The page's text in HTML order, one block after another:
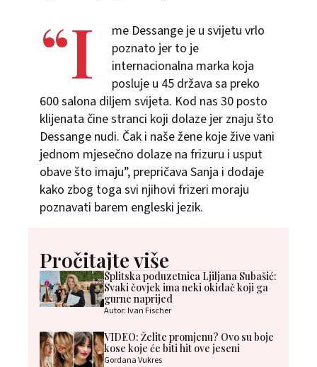
“I
me Dessange je u svijetu vrlo
poznato jer to je
internacionalna marka koja
posluje u 45 država sa preko
600 salona diljem svijeta. Kod nas 30 posto
klijenata čine stranci koji dolaze jer znaju što
Dessange nudi. Čak i naše žene koje žive vani
jednom mjesečno dolaze na frizuru i usput
obave što imaju”, prepričava Sanja i dodaje
kako zbog toga svi njihovi frizeri moraju
poznavati barem engleski jezik.
Pročitajte više
Splitska poduzetnica Ljiljana Subašić:
Svaki čovjek ima neki okidač koji ga
gurne naprijed
Autor: Ivan Fischer
VIDEO: Želite promjenu? Ovo su boje
kose koje će biti hit ove jeseni
Gordana Vukres